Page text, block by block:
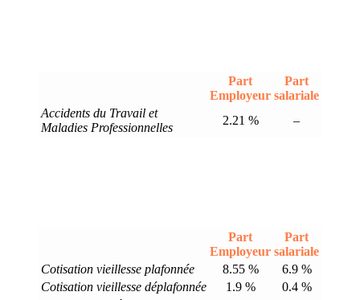
Part
Employeur
Part
salariale
Accidents du Travail et
Maladies Professionnelles
2.21 % –
Part
Employeur
Part
salariale
Cotisation vieillesse plafonnée
8.55 %
6.9 %
Cotisation vieillesse déplafonnée
1.9 %
0.4 %